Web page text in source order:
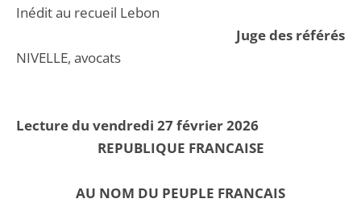
Inédit au recueil Lebon
Juge des référés
NIVELLE, avocats
Lecture du vendredi 27 février 2026
REPUBLIQUE FRANCAISE
AU NOM DU PEUPLE FRANCAIS